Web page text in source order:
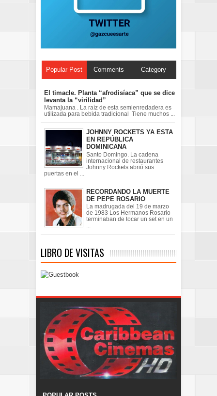
Popular Post Comments Category
El timacle. Planta “afrodisíaca” que se dice
levanta la “virilidad”
Mamajuana . La raíz de esta semienredadera es
utilizada para bebida tradicional Tiene muchos ...
JOHNNY ROCKETS YA ESTA
EN REPÚBLICA
DOMINICANA
Santo Domingo. La cadena
internacional de restaurantes
Johnny Rockets abrió sus
puertas en el ...
RECORDANDO LA MUERTE
DE PEPE ROSARIO
La madrugada del 19 de marzo
de 1983 Los Hermanos Rosario
terminaban de tocar un set en un
...
LIBRO DE VISITAS